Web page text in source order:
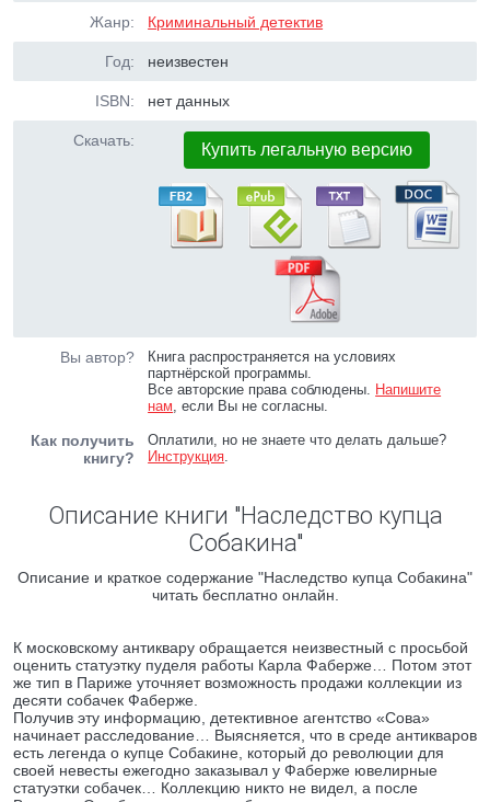
Жанр: Криминальный детектив
Год: неизвестен
ISBN: нет данных
Скачать: Купить легальную версию
Вы автор?
Книга распространяется на условиях
партнёрской программы.
Все авторские права соблюдены. Напишите
нам, если Вы не согласны.
Как получить
книгу?
Оплатили, но не знаете что делать дальше?
Инструкция.
Описание книги "Наследство купца
Собакина"
Описание и краткое содержание "Наследство купца Собакина"
читать бесплатно онлайн.
К московскому антиквару обращается неизвестный с просьбой
оценить статуэтку пуделя работы Карла Фаберже… Потом этот
же тип в Париже уточняет возможность продажи коллекции из
десяти собачек Фаберже.
Получив эту информацию, детективное агентство «Сова»
начинает расследование… Выясняется, что в среде антикваров
есть легенда о купце Собакине, который до революции для
своей невесты ежегодно заказывал у Фаберже ювелирные
статуэтки собачек… Коллекцию никто не видел, а после